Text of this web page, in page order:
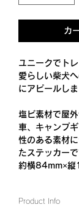
カ
ユニークでト
愛らしい柴犬
にアピールしま
塩ビ素材で屋
車、キャンプ
性のある素材
たステッカーで
約横84mm×縦
Product Info